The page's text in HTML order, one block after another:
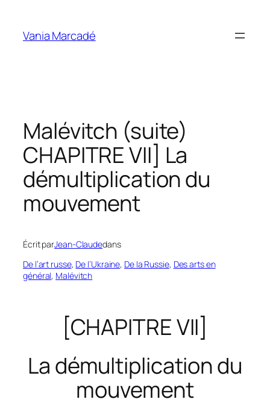
contenu
Vania Marcadé
Malévitch (suite)
CHAPITRE VII] La
démultiplication du
mouvement
Écrit parJean-Claudedans
De l’art russe, De l’Ukraine, De la Russie, Des arts en
général, Malévitch
[CHAPITRE VII]
La démultiplication du
mouvement